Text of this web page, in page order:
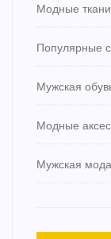
Модные ткани
Популярные
Мужская
Модные
Мужская